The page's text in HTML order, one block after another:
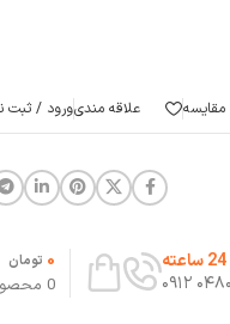
مقایسه علاقه مندیورود / ثبت
0
0 تومان